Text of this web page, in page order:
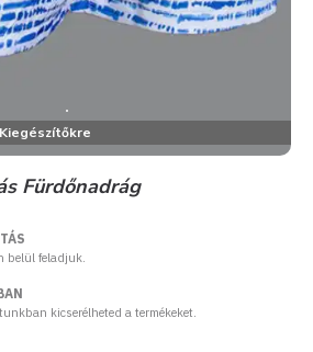
Fürdőnadrág
belül feladjuk.
kicserélheted a termékeket.